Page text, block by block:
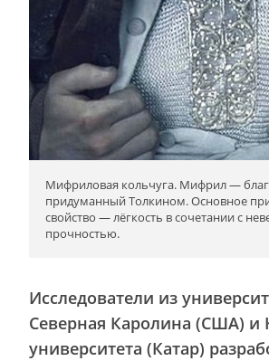
Мифриловая кольчуга. Мифрил —
придуманный Толкином. Основное
свойство — лёгкость в сочетании с
прочностью.
Исследователи из
Северная Каролина (США) и
университета (Катар)